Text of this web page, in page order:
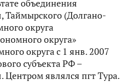
объединения
Таймырского (Долгано-
округа
округа»
округа с 1 янв. 2007
субъекта РФ –
Центром являлся пгт Тура.